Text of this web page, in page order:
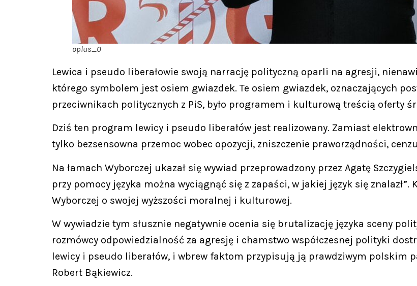
oplus_0
Lewica i pseudo liberałowie swoją narrację polityczną oparli na agresji,
którego symbolem jest osiem gwiazdek. Te osiem gwiazdek, oznaczających
przeciwnikach politycznych z PiS, było programem i kulturową treścią oferty
Dziś ten program lewicy i pseudo liberałów jest realizowany. Zamiast
tylko bezsensowna przemoc wobec opozycji, zniszczenie praworządności,
Na łamach Wyborczej ukazał się wywiad przeprowadzony przez Agatę
przy pomocy języka można wyciągnąć się z zapaści, w jakiej język się
Wyborczej o swojej wyższości moralnej i kulturowej.
W wywiadzie tym słusznie negatywnie ocenia się brutalizację języka sceny
rozmówcy odpowiedzialność za agresję i chamstwo współczesnej polityki
lewicy i pseudo liberałów, i wbrew faktom przypisują ją prawdziwym polskim
Robert Bąkiewicz.